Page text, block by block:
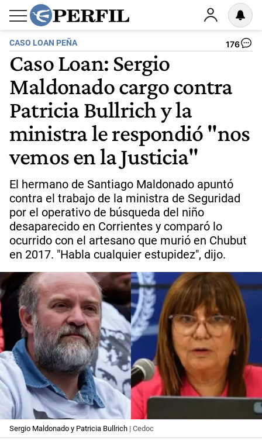
CASO LOAN PEÑA 176
Caso Loan: Sergio
Maldonado cargo contra
Patricia Bullrich y la
ministra le respondió "nos
vemos en la Justicia"
El hermano de Santiago Maldonado apuntó
contra el trabajo de la ministra de Seguridad
por el operativo de búsqueda del niño
desaparecido en Corrientes y comparó lo
ocurrido con el artesano que murió en Chubut
en 2017. "Habla cualquier estupidez", dijo.
Sergio Maldonado y Patricia Bullrich | Cedoc